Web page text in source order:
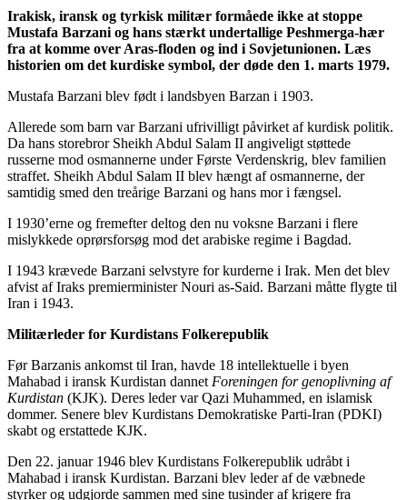
Irakisk, iransk og tyrkisk militær formåede ikke at stoppe
Mustafa Barzani og hans stærkt undertallige Peshmerga-hær
fra at komme over Aras-floden og ind i Sovjetunionen. Læs
historien om det kurdiske symbol, der døde den 1. marts 1979.
Mustafa Barzani blev født i landsbyen Barzan i 1903.
Allerede som barn var Barzani ufrivilligt påvirket af kurdisk politik.
Da hans storebror Sheikh Abdul Salam II angiveligt støttede
russerne mod osmannerne under Første Verdenskrig, blev familien
straffet. Sheikh Abdul Salam II blev hængt af osmannerne, der
samtidig smed den treårige Barzani og hans mor i fængsel.
I 1930’erne og fremefter deltog den nu voksne Barzani i flere
mislykkede oprørsforsøg mod det arabiske regime i Bagdad.
I 1943 krævede Barzani selvstyre for kurderne i Irak. Men det blev
afvist af Iraks premierminister Nouri as-Said. Barzani måtte flygte til
Iran i 1943.
Militærleder for Kurdistans Folkerepublik
Før Barzanis ankomst til Iran, havde 18 intellektuelle i byen
Mahabad i iransk Kurdistan dannetForeningen for genoplivning af
Kurdistan (KJK). Deres leder var Qazi Muhammed, en islamisk
dommer. Senere blev Kurdistans Demokratiske Parti-Iran (PDKI)
skabt og erstattede KJK.
Den 22. januar 1946 blev Kurdistans Folkerepublik udråbt i
Mahabad i iransk Kurdistan. Barzani blev leder af de væbnede
styrker og udgjorde sammen med sine tusinder af krigere fra